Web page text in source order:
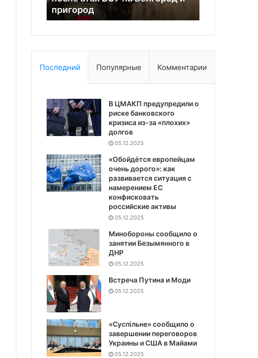
Белгород
и
пригород
Последний Популярные Комментарии
В ЦМАКП предупредили о
риске банковского
кризиса из-за «плохих»
долгов
05.12.2025
«Обойдётся европейцам
очень дорого»: как
развивается ситуация с
намерением ЕС
конфисковать
российские активы
05.12.2025
Минобороны сообщило о
занятии Безымянного в
ДНР
05.12.2025
Встреча Путина и Моди
05.12.2025
«Суспiльне» сообщило о
завершении переговоров
Украины и США в Майами
05.12.2025